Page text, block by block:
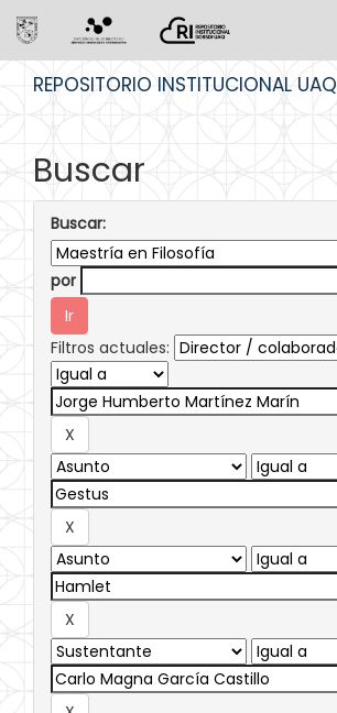
REPOSITORIO INSTITUCIONAL UAQ
Buscar
Buscar:
por
Filtros actuales: